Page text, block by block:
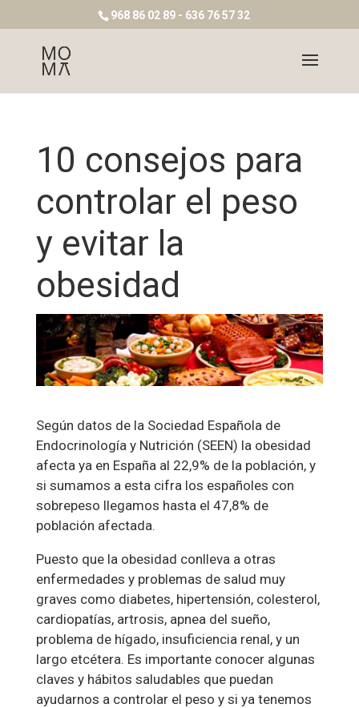
968 86 02 89 - 636 76 57 32
10 consejos para
controlar el peso
y evitar la
obesidad
Según datos de la Sociedad Española de
Endocrinología y Nutrición (SEEN) la obesidad
afecta ya en España al 22,9% de la población, y
si sumamos a esta cifra los españoles con
sobrepeso llegamos hasta el 47,8% de
población afectada.
Puesto que la obesidad conlleva a otras
enfermedades y problemas de salud muy
graves como diabetes, hipertensión, colesterol,
cardiopatías, artrosis, apnea del sueño,
problema de hígado, insuficiencia renal, y un
largo etcétera. Es importante conocer algunas
claves y hábitos saludables que puedan
ayudarnos a controlar el peso y si ya tenemos